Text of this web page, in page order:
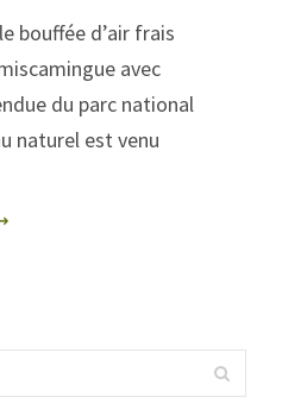
bouffée d’air frais
avec
du parc national
naturel est venu